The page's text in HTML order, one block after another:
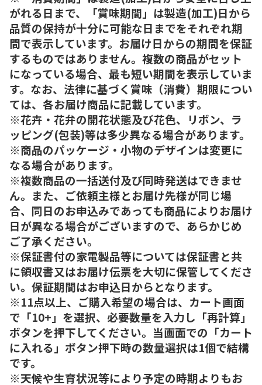
がれる日まで、「賞味期間」は製造(加工)日から
品質の保持が十分に可能な日までをそれぞれ期
間で表示しています。お届け日からの期間を保証
するものではありません。複数の商品がセット
になっている場合、最も短い期間を表示していま
す。なお、法律に基づく賞味（消費）期限につい
ては、各お届け商品に記載しています。
※花卉・花弁の開花状態及び花色、リボン、ラ
ッピング(包装)等は多少異なる場合があります。
※商品のパッケージ・小物のデザインは変更に
なる場合があります。
※複数商品の一括送付及び同時発送はできませ
ん。また、ご依頼主様とお届け先様が同じ場
合、同日のお申込みであっても商品によりお届け
日が異なる場合がございますので、あらかじめ
ご了承ください。
※保証書付の家電製品等については保証書と共
に領収書又はお届け伝票を大切に保管してくださ
い。保証期間はお申込日からとなります。
※11点以上、ご購入希望の場合は、カート画面
で「10+」を選択、必要数量を入力し「再計算」
ボタンを押下してください。当画面での「カート
に入れる」ボタン押下時の数量選択は1個で結構
です。
※天候や生育状況等により予定の時期よりもお